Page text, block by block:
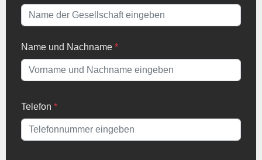
Name und Nachname *
Telefon *